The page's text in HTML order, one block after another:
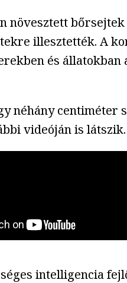
növesztett
illesztették. A
és
néhány centiméter
videóján is látszik.
intelligencia